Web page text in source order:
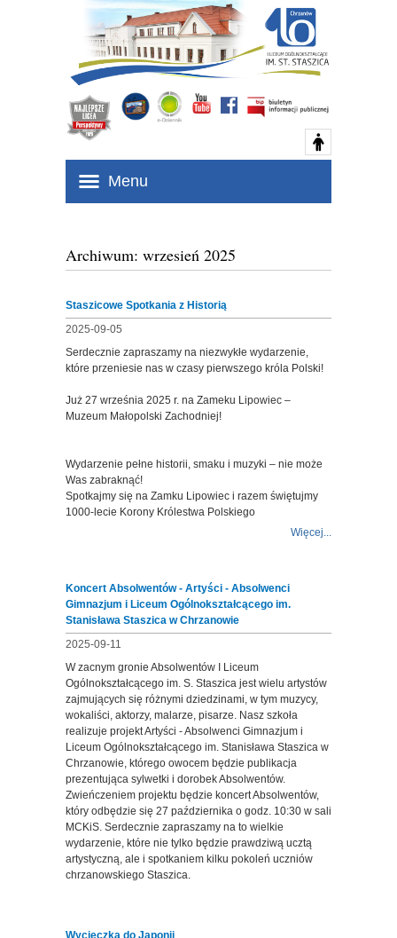
Menu
Archiwum: wrzesień 2025
Staszicowe Spotkania z Historią
2025-09-05
Serdecznie zapraszamy na niezwykłe wydarzenie,
które przeniesie nas w czasy pierwszego króla Polski!
Już 27 września 2025 r. na Zameku Lipowiec –
Muzeum Małopolski Zachodniej!
Wydarzenie pełne historii, smaku i muzyki – nie może
Was zabraknąć!
Spotkajmy się na Zamku Lipowiec i razem świętujmy
1000-lecie Korony Królestwa Polskiego
Więcej...
Koncert Absolwentów - Artyści - Absolwenci
Gimnazjum i Liceum Ogólnokształcącego im.
Stanisława Staszica w Chrzanowie
2025-09-11
W zacnym gronie Absolwentów I Liceum
Ogólnokształcącego im. S. Staszica jest wielu artystów
zajmujących się różnymi dziedzinami, w tym muzycy,
wokaliści, aktorzy, malarze, pisarze. Nasz szkoła
realizuje projekt Artyści - Absolwenci Gimnazjum i
Liceum Ogólnokształcącego im. Stanisława Staszica w
Chrzanowie, którego owocem będzie publikacja
prezentująca sylwetki i dorobek Absolwentów.
Zwieńczeniem projektu będzie koncert Absolwentów,
który odbędzie się 27 października o godz. 10:30 w sali
MCKiS. Serdecznie zapraszamy na to wielkie
wydarzenie, które nie tylko będzie prawdziwą ucztą
artystyczną, ale i spotkaniem kilku pokoleń uczniów
chrzanowskiego Staszica.
Wycieczka do Japonii